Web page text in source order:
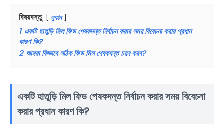
বিষয়বস্তু লুকান
1 একটি হাতুড়ি মিল ফিড পেষকদন্ত নির্বাচন করার সময় বিবেচনা করার প্রধান
কারণ কি?
2 আমরা কিভাবে সঠিক ফিড মিল পেষকদন্ত চয়ন করব?
একটি হাতুড়ি মিল ফিড পেষকদন্ত নির্বাচন করার সময় বিবেচনা
করার প্রধান কারণ কি?